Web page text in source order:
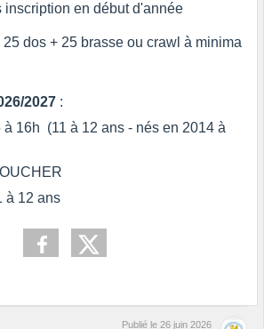
inscription en début d'année
dos + 25 brasse ou crawl à minima
2027 :
à 16h (11 à 12 ans - nés en 2014 à
à 12 ans
Publié le 26 juin 2026